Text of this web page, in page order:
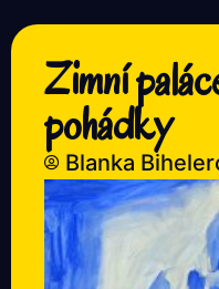
Zimní
pohádky
Blanka